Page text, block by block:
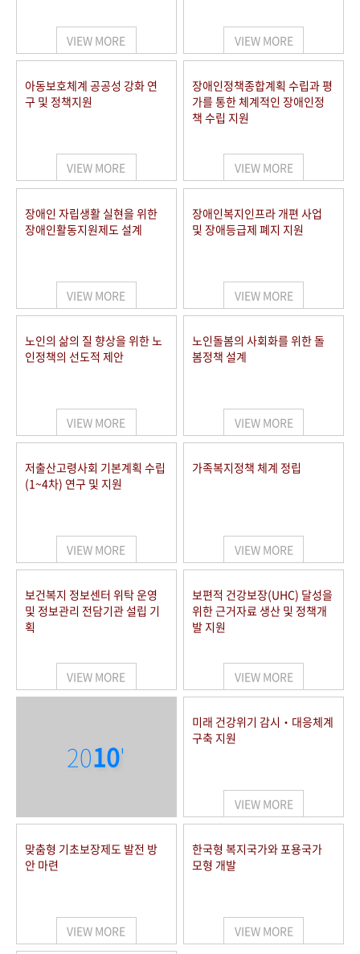
VIEW MORE VIEW MORE
아동보호체계 공공성 강화 연
구 및 정책지원
VIEW MORE
장애인정책종합계획 수립과 평
가를 통한 체계적인 장애인정
책 수립 지원
VIEW MORE
장애인 자립생활 실현을 위한
장애인활동지원제도 설계
VIEW MORE
장애인복지인프라 개편 사업
및 장애등급제 폐지 지원
VIEW MORE
노인의 삶의 질 향상을 위한 노
인정책의 선도적 제안
VIEW MORE
노인돌봄의 사회화를 위한 돌
봄정책 설계
VIEW MORE
저출산고령사회 기본계획 수립
(1~4차) 연구 및 지원
VIEW MORE
가족복지정책 체계 정립
VIEW MORE
보건복지 정보센터 위탁 운영
및 정보관리 전담기관 설립 기
획
VIEW MORE
보편적 건강보장(UHC) 달성을
위한 근거자료 생산 및 정책개
발 지원
VIEW MORE
2010'
미래 건강위기 감시‧대응체계
구축 지원
VIEW MORE
맞춤형 기초보장제도 발전 방
안 마련
VIEW MORE
한국형 복지국가와 포용국가
모형 개발
VIEW MORE